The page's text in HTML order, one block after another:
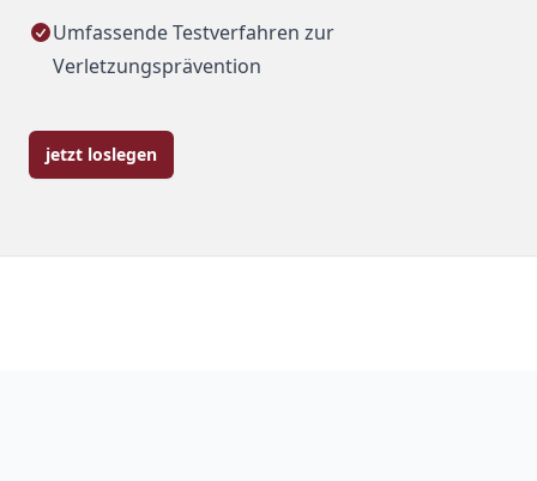
Umfassende Testverfahren zur
Verletzungsprävention
jetzt loslegen